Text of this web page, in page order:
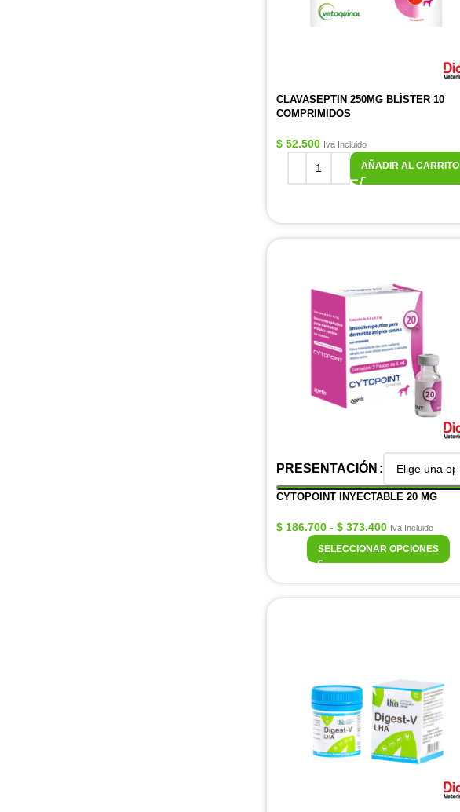
CLAVASEPTIN 250MG BLÍSTER 10
COMPRIMIDOS
$ 52.500 Iva Incluido
AÑADIR AL CARRITO
PRESENTACIÓN
CYTOPOINT INYECTABLE 20 MG
$ 186.700 - $ 373.400 Iva Incluido
SELECCIONAR OPCIONES